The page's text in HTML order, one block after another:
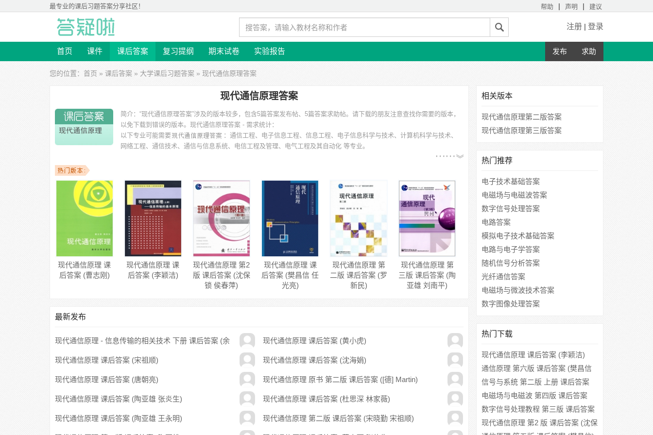
最专业的课后习题答案分享社区！ 帮助 | 声明 | 建议
注册 | 登录
首页 课件 课后答案 复习提纲 期末试卷 实验报告 发布 求助
您的位置： 首页 » 课后答案 » 大学课后习题答案 » 现代通信原理答案
现代通信原理答案
简介： “现代通信原理答案”涉及的版本较多，包含5篇答案发布帖、5篇答案求助帖。请下载的朋友注意查找你需要的版本，
以免下载到错误的版本。 现代通信原理答案 - 需求统计：
以下专业可能需要
：通信工程、电子信息工程、信息工程、电子信息科学与技术、计算机科学与技术、
网络工程、通信技术、通信与信息系统、电信工程及管理、电气工程及其自动化 等专业。
：上海大学、杭州电子科技大学、广东工业大学、西南科技大学、安徽建筑工业学院、天津大学、清华大
学、北京航空航天大学、上海海洋大学、中北大学 等。
现代通信原理 课
后答案 (曹志刚)
现代通信原理 课
后答案 (李颖洁)
现代通信原理 第2
版 课后答案 (沈保
锁 侯春萍)
现代通信原理 课
后答案 (樊昌信 任
光亮)
现代通信原理 第
二版 课后答案 (罗
新民)
现代通信原理 第
三版 课后答案 (陶
亚雄 刘南平)
最新发布
现代通信原理 - 信息传输的相关技术 下册 课后答案 (余
小清 赵恒凯)
现代通信原理 课后答案 (黄小虎)
现代通信原理 课后答案 (宋祖顺) 现代通信原理 课后答案 (沈海娟)
现代通信原理 课后答案 (唐朝亮) 现代通信原理 原书 第二版 课后答案 ([德] Martin)
现代通信原理 课后答案 (陶亚雄 张炎生) 现代通信原理 课后答案 (杜思深 林家薇)
现代通信原理 课后答案 (陶亚雄 王永明) 现代通信原理 第二版 课后答案 (宋晓勤 宋祖顺)
相关版本
现代通信原理第二版答案
现代通信原理第三版答案
热门推荐
电子技术基础答案
电磁场与电磁波答案
数字信号处理答案
电路答案
模拟电子技术基础答案
电路与电子学答案
随机信号分析答案
光纤通信答案
电磁场与微波技术答案
数字图像处理答案
热门下载
现代通信原理 课后答案 (李颖洁)
通信原理 第六版 课后答案 (樊昌信
曹丽娜)
信号与系统 第二版 上册 课后答案
(郑君里)
电磁场与电磁波 第四版 课后答案
(谢处方 饶克谨)
数字信号处理教程 第三版 课后答案
(程佩青)
现代通信原理 第2 版 课后答案 (沈保